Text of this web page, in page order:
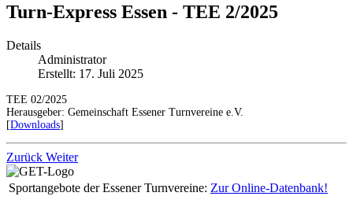
Turn-Express Essen - TEE 2/2025
Details
Administrator
Erstellt: 17. Juli 2025
TEE 02/2025
Herausgeber: Gemeinschaft Essener Turnvereine e.V.
[Downloads]
Zurück Weiter
Sportangebote der Essener Turnvereine: Zur Online-Datenbank!